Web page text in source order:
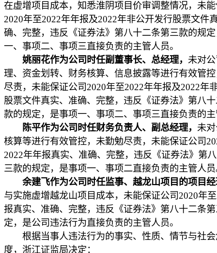
在虚增项目成本，知悉淮阴项目价审调整情况，未
2020年至2022年年报及2022年非公开发行股票文件
确、完整，违反《证券法》第八十二条第三款的规
一、事项二、事项三直接负责的主管人员。
姚丽花作为公司时任副董事长、总经理， 未对
理、资金划转、财务核算、信息披露等进行有效管
尽责，未能保证公司2020年至2022年年报及2022年
股票文件真实、准确、完整，违反《证券法》第八
款的规定，是事项一、事项二、事项三直接负责的
陈平作为公司时任财务负责人、副总经理， 未
核算等进行有效管控，未勤勉尽责，未能保证公司
2022年年报真实、准确、完整，违反《证券法》第
三款的规定，是事项一、事项二直接负责的主管人
余建飞作为公司时任监事、越龙山项目的项目
与实施虚增越龙山项目成本，未能保证公司2020年
报真实、准确、完整，违反《证券法》第八十二条
定，是公司违法行为直接负责的主管人员。
根据当事人违法行为的事实、性质、情节与社会
度，浙江证监局决定：